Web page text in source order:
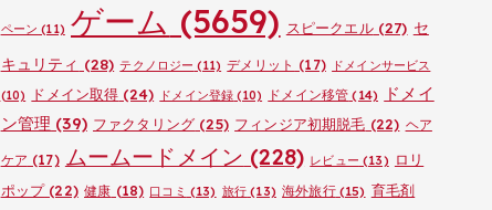
ペーン (11) ゲーム (5659) スピークエル(27) セ
キュリティ (28) テクノロジー (11) デメリット (17)
ドメインサービス
(10)
ドメイン取得 (24) ドメイン登録 (10) ドメイン移管 (14)
ドメイ
ン管理 (39) ファクタリング (25) フィンジア初期脱毛 (22) ヘア
ケア (17) ムームードメイン (228) レビュー (13) ロリ
ポップ(22) 健康 (18) 口コミ (13) 旅行 (13) 海外旅行(15) 育毛剤